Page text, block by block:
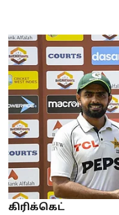
கிரிக்கெட்